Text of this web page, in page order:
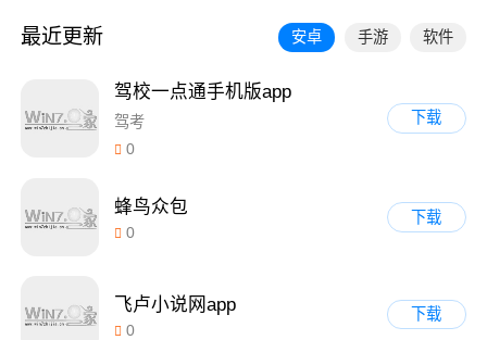
最近更新 安卓 手游 软件
驾校一点通手机版app
驾考
0
下载
蜂鸟众包
0
下载
飞卢小说网app
0
下载